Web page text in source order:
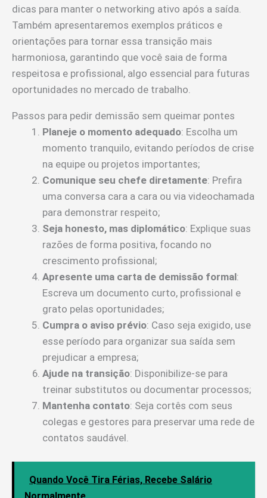
dicas para manter o networking ativo após a saída.
Também apresentaremos exemplos práticos e
orientações para tornar essa transição mais
harmoniosa, garantindo que você saia de forma
respeitosa e profissional, algo essencial para futuras
oportunidades no mercado de trabalho.
Passos para pedir demissão sem queimar pontes
Planeje o momento adequado: Escolha um
momento tranquilo, evitando períodos de crise
na equipe ou projetos importantes;
Comunique seu chefe diretamente: Prefira
uma conversa cara a cara ou via videochamada
para demonstrar respeito;
Seja honesto, mas diplomático: Explique suas
razões de forma positiva, focando no
crescimento profissional;
Apresente uma carta de demissão formal:
Escreva um documento curto, profissional e
grato pelas oportunidades;
Cumpra o aviso prévio: Caso seja exigido, use
esse período para organizar sua saída sem
prejudicar a empresa;
Ajude na transição: Disponibilize-se para
treinar substitutos ou documentar processos;
Mantenha contato: Seja cortês com seus
colegas e gestores para preservar uma rede de
contatos saudável.
Quando Você Tira Férias, Recebe Salário